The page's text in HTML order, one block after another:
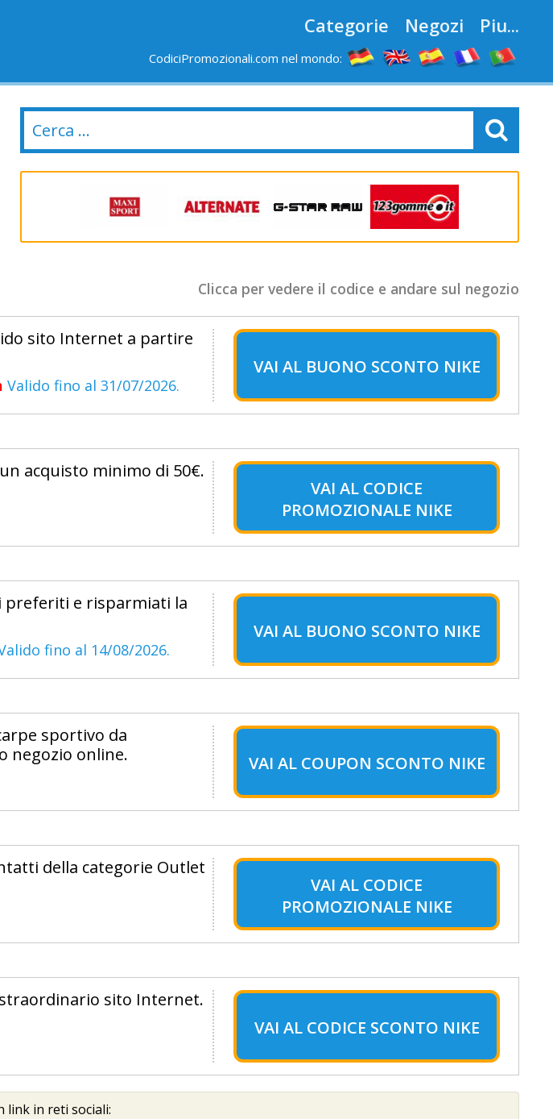
Categorie Negozi Piu...
CodiciPromozionali.com nel mondo:
NUOVI NEGOZI
Clicca per vedere il codice e andare sul negozio
sito Internet a partire
Valido fino al 31/07/2026.
VAI AL BUONO SCONTO NIKE
acquisto minimo di 50€.
VAI AL CODICE
PROMOZIONALE NIKE
e risparmiati la
fino al 14/08/2026.
VAI AL BUONO SCONTO NIKE
sportivo da
negozio online.
VAI AL COUPON SCONTO NIKE
della categorie Outlet
VAI AL CODICE
PROMOZIONALE NIKE
sito Internet.
VAI AL CODICE SCONTO NIKE
link in reti sociali: